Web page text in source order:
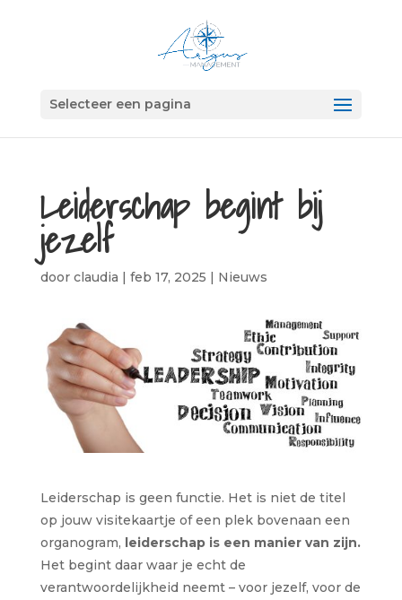
Selecteer een pagina
Leiderschap begint bij
jezelf
door claudia | feb 17, 2025 | Nieuws
Leiderschap is geen functie. Het is niet de titel
op jouw visitekaartje of een plek bovenaan een
organogram, leiderschap is een manier van zijn.
Het begint daar waar je echt de
verantwoordelijkheid neemt – voor jezelf, voor de